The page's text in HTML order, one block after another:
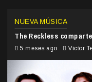
NUEVA MÚSICA
The Reckless
5 meses ago Victor